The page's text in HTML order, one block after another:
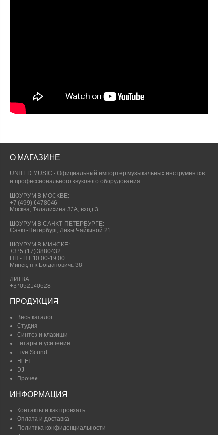
О МАГАЗИНЕ
UNITED MUSIC - Официальный импортер музыкальных инструментов
и профессионального звукового оборудования.
ШОУРУМ В МОСКВЕ:
+7 (499) 6478046
Москва, Талалихина 33А, вход 3
ШОУРУМ В САНКТ-ПЕТЕРБУРГЕ:
Санкт-Петербург, Лизы Чайкиной 21
ШОУРУМ В МИНСКЕ:
+375 (17) 3880432
ПН - ПТ 10:00-19.00
Минск, п-к Богдановича 38
ЛИТВА:
+37052140628
ПРОДУКЦИЯ
Весь каталог
Студия
Синтез и клавиши
Гитары и усиление
Live Sound
Hi-FI
DJ
Прочее
ИНФОРМАЦИЯ
Контакты и как проехать
Оплата и доставка
Политика конфиденциальности